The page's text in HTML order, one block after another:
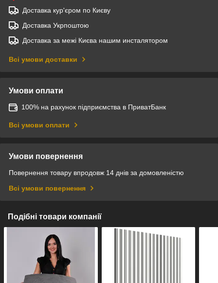
Доставка кур'єром по Києву
Доставка Укрпоштою
Доставка за межі Києва нашим инсталятором
Всі умови доставки
Умови оплати
100% на рахунок підприємства в ПриватБанк
Всі умови оплати
Умови повернення
Повернення товару впродовж 14 днів за домовленістю
Всі умови повернення
Подібні товари компанії